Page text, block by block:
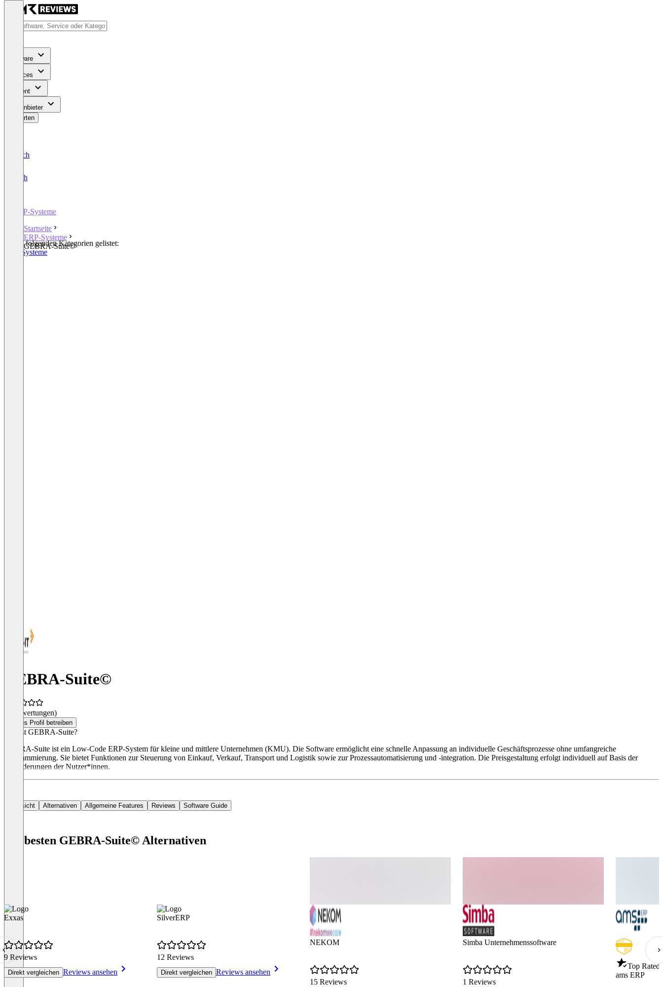
Software
Services
Content
Für Anbieter
Bewerten
Deutsch
English
ERP-Systeme
Startseite
ERP-Systeme
GEBRA-Suite©
In den folgenden Kategorien gelistet:
ERP-Systeme
GEBRA-Suite©
(0 Bewertungen)
Dieses Profil betreiben
Was ist GEBRA-Suite?
GEBRA-Suite ist ein Low-Code ERP-System für kleine und mittlere Unternehmen (KMU). Die Software ermöglicht eine schnelle Anpassung an individuelle Geschäftsprozesse ohne umfangreiche
Programmierung. Sie bietet Funktionen zur Steuerung von Einkauf, Verkauf, Transport und Logistik sowie zur Prozessautomatisierung und -integration. Die Preisgestaltung erfolgt individuell auf Basis der
Anforderungen der Nutzer*innen.
Übersicht Alternativen Allgemeine Features Reviews Software Guide
Die besten GEBRA-Suite© Alternativen
Exxas
9 Reviews
Direkt vergleichen Reviews ansehen
SilverERP
12 Reviews
Direkt vergleichen Reviews ansehen
NEKOM
15 Reviews
Simba Unternehmenssoftware
1 Reviews
Top Rated
ams ERP